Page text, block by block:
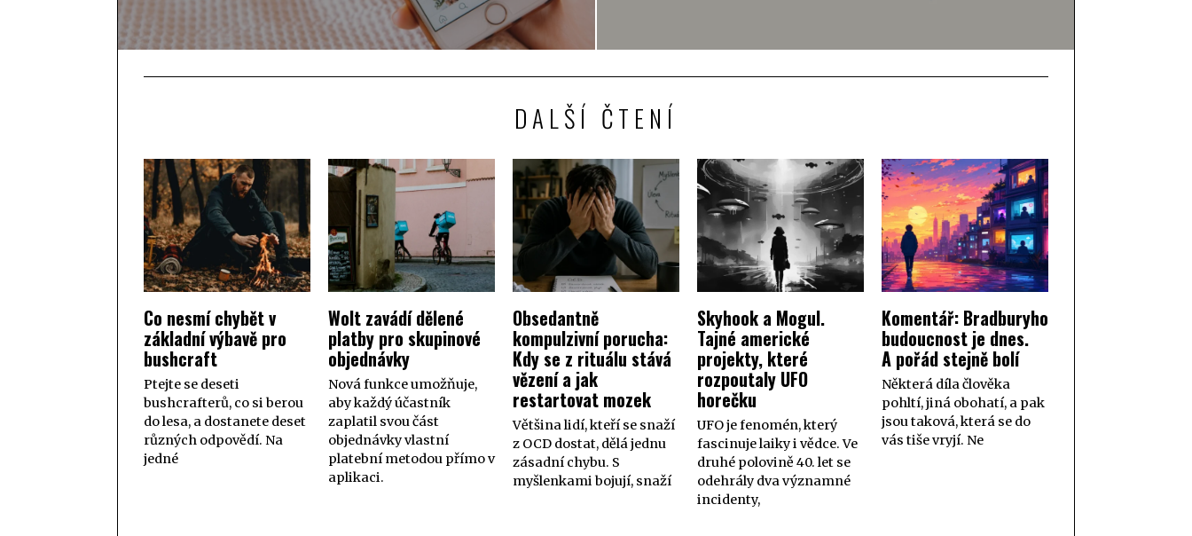
DALŠÍ ČTENÍ
Co nesmí chybět v
základní výbavě pro
bushcraft
Ptejte se deseti
bushcrafterů, co si berou
do lesa, a dostanete deset
různých odpovědí. Na
jedné
Wolt zavádí dělené
platby pro skupinové
objednávky
Nová funkce umožňuje,
aby každý účastník
zaplatil svou část
objednávky vlastní
platební metodou přímo v
aplikaci.
Obsedantně
kompulzivní porucha:
Kdy se z rituálu stává
vězení a jak
restartovat mozek
Většina lidí, kteří se snaží
z OCD dostat, dělá jednu
zásadní chybu. S
myšlenkami bojují, snaží
Skyhook a Mogul.
Tajné americké
projekty, které
rozpoutaly UFO
horečku
UFO je fenomén, který
fascinuje laiky i vědce. Ve
druhé polovině 40. let se
odehrály dva významné
incidenty,
Komentář: Bradburyho
budoucnost je dnes.
A pořád stejně bolí
Některá díla člověka
pohltí, jiná obohatí, a pak
jsou taková, která se do
vás tiše vryjí. Ne